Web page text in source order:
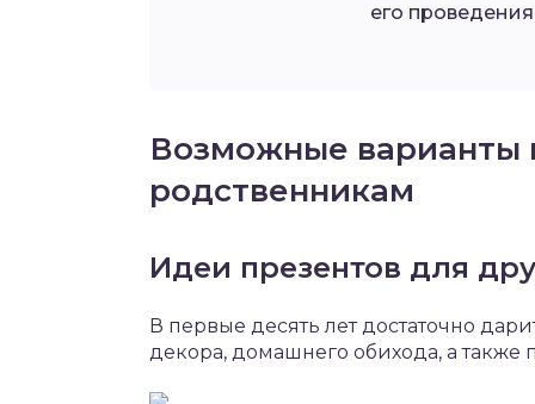
его проведения
Возможные варианты
родственникам
Идеи презентов для
В первые десять лет достаточно
декора, домашнего обихода, а также